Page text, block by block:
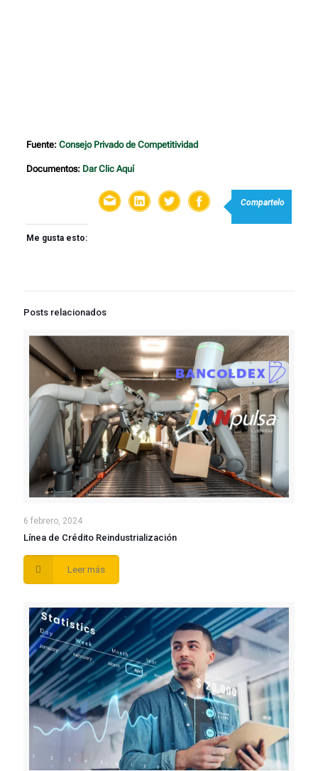
Fuente: Consejo Privado de Competitividad
Documentos: Dar Clic Aquí
Compartelo
Me gusta esto:
Posts relacionados
6 febrero, 2024
Línea de Crédito Reindustrialización
Leer más